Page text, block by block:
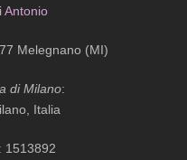
Antonio
Melegnano (MI)
di Milano:
Italia
1513892